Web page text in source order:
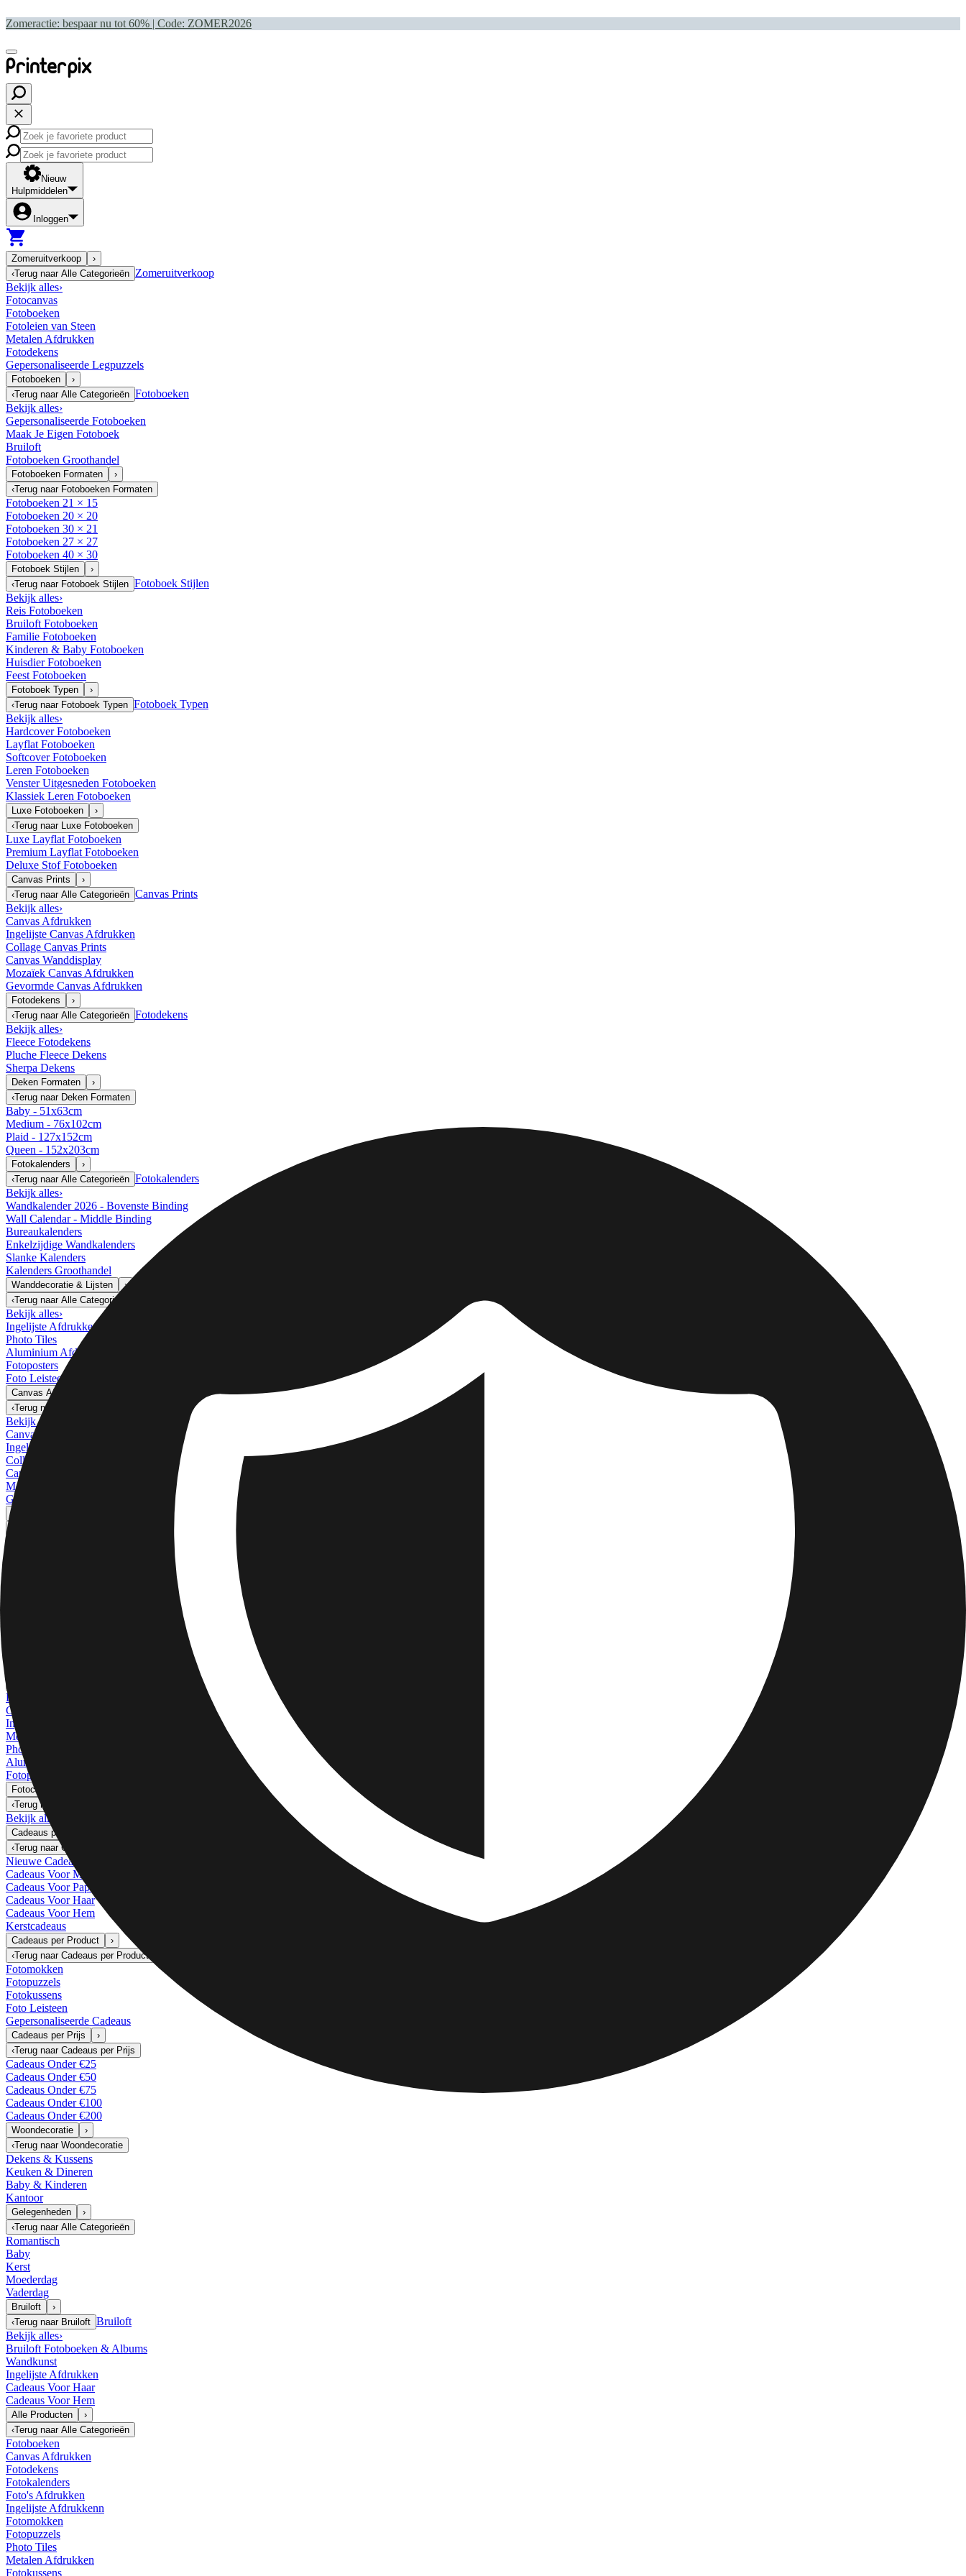
Zomeractie: bespaar nu tot 60% | Code: ZOMER2026
Nieuw
Hulpmiddelen
Inloggen
Zomeruitverkoop
›
‹Terug naar Alle Categorieën Zomeruitverkoop
Bekijk alles›
Fotocanvas
Fotoboeken
Fotoleien van Steen
Metalen Afdrukken
Fotodekens
Gepersonaliseerde Legpuzzels
Fotoboeken
›
‹Terug naar Alle Categorieën Fotoboeken
Bekijk alles›
Gepersonaliseerde Fotoboeken
Maak Je Eigen Fotoboek
Bruiloft
Fotoboeken Groothandel
Fotoboeken Formaten
›
‹Terug naar Fotoboeken Formaten
Fotoboeken 21 × 15
Fotoboeken 20 × 20
Fotoboeken 30 × 21
Fotoboeken 27 × 27
Fotoboeken 40 × 30
Fotoboek Stijlen
›
‹Terug naar Fotoboek Stijlen Fotoboek Stijlen
Bekijk alles›
Reis Fotoboeken
Bruiloft Fotoboeken
Familie Fotoboeken
Kinderen & Baby Fotoboeken
Huisdier Fotoboeken
Feest Fotoboeken
Fotoboek Typen
›
‹Terug naar Fotoboek Typen Fotoboek Typen
Bekijk alles›
Hardcover Fotoboeken
Layflat Fotoboeken
Softcover Fotoboeken
Leren Fotoboeken
Venster Uitgesneden Fotoboeken
Klassiek Leren Fotoboeken
Luxe Fotoboeken
›
‹Terug naar Luxe Fotoboeken
Luxe Layflat Fotoboeken
Premium Layflat Fotoboeken
Deluxe Stof Fotoboeken
Canvas Prints
›
‹Terug naar Alle Categorieën Canvas Prints
Bekijk alles›
Canvas Afdrukken
Ingelijste Canvas Afdrukken
Collage Canvas Prints
Canvas Wanddisplay
Mozaïek Canvas Afdrukken
Gevormde Canvas Afdrukken
Fotodekens
›
‹Terug naar Alle Categorieën Fotodekens
Bekijk alles›
Fleece Fotodekens
Pluche Fleece Dekens
Sherpa Dekens
Deken Formaten
›
‹Terug naar Deken Formaten
Baby - 51x63cm
Medium - 76x102cm
Plaid - 127x152cm
Queen - 152x203cm
Fotokalenders
›
‹Terug naar Alle Categorieën Fotokalenders
Bekijk alles›
Wandkalender 2026 - Bovenste Binding
Wall Calendar - Middle Binding
Bureaukalenders
Enkelzijdige Wandkalenders
Slanke Kalenders
Kalenders Groothandel
Wanddecoratie & Lijsten
›
‹Terug naar Alle Categorieën
Bekijk alles›
Ingelijste Afdrukken
Photo Tiles
Aluminium Afdrukken
Fotoposters
Foto Leisteen
Canvas Afdrukken
‹Terug naar
Canvas Afdrukken
Bekijk alles
Canvas Afdrukken
Ingelijste Canvas Afdrukken
Collage Canvas Afdrukken
Canvas Wanddisplay
Mosaïek Canvas Afdrukken
Gevormde Canvas Afdrukken
Metalen Afdrukken
Foto's Afdrukken
Meer Wandafdrukken
Bekijk alles
Canvas Afdrukken
Ingelijste Afdrukken
Metalen Afdrukken
Photo Tiles
Aluminium Afdrukken
Fotoposters
Fotocadeaus
‹Terug naar
Bekijk alles
Cadeaus per Ontvanger
‹Terug naar Cadeaus per Ontvanger
Nieuwe Cadeaus
Cadeaus Voor Moeder
Cadeaus Voor Papa
Cadeaus Voor Haar
Cadeaus Voor Hem
Kerstcadeaus
Cadeaus per Product
›
‹Terug naar Cadeaus per Product
Fotomokken
Fotopuzzels
Fotokussens
Foto Leisteen
Gepersonaliseerde Cadeaus
Cadeaus per Prijs
›
‹Terug naar Cadeaus per Prijs
Cadeaus Onder €25
Cadeaus Onder €50
Cadeaus Onder €75
Cadeaus Onder €100
Cadeaus Onder €200
Woondecoratie
›
‹Terug naar Woondecoratie
Dekens & Kussens
Keuken & Dineren
Baby & Kinderen
Kantoor
Gelegenheden
›
‹Terug naar Alle Categorieën
Romantisch
Baby
Kerst
Moederdag
Vaderdag
Bruiloft
›
‹Terug naar Bruiloft Bruiloft
Bekijk alles›
Bruiloft Fotoboeken & Albums
Wandkunst
Ingelijste Afdrukken
Cadeaus Voor Haar
Cadeaus Voor Hem
Alle Producten
›
‹Terug naar Alle Categorieën
Fotoboeken
Canvas Afdrukken
Fotodekens
Fotokalenders
Foto's Afdrukken
Ingelijste Afdrukkenn
Fotomokken
Fotopuzzels
Photo Tiles
Metalen Afdrukken
Fotokussens